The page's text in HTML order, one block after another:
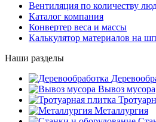
Вентиляция по количеству
Каталог компания
Конвертер веса и массы
Калькулятор материалов на
Наши разделы
Вывоз мусора
Металлургия